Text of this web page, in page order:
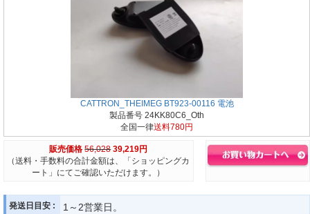
CATTRON_THEIMEG BT923-00116 電池
製品番号 24KK80C6_Oth
全国一律送料780円
販売価格 56,028 39,219円
（送料・手数料の合計金額は、「ショッピングカ
ート」にてご確認いただけます。）
発送日目安 : 1～2営業日。